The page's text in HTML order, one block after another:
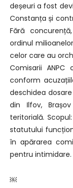
deșeuri a fost
Constanța și
Fără
ordinul
celor care au
Comisarii
conform
deschidea
din Ilfov,
teritorială.
statutului
în apărarea
pentru intimidare.
￼